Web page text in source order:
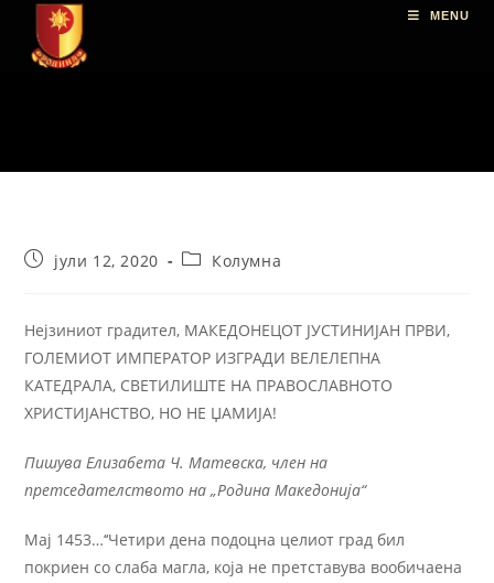
MENU
јули 12, 2020 Колумна
Нејзиниот градител, МАКЕДОНЕЦОТ ЈУСТИНИЈАН ПРВИ,
ГОЛЕМИОТ ИМПЕРАТОР ИЗГРАДИ ВЕЛЕЛЕПНА
КАТЕДРАЛА, СВЕТИЛИШТЕ НА ПРАВОСЛАВНОТО
ХРИСТИЈАНСТВО, НО НЕ ЏАМИЈА!
Пишува Елизабета Ч. Матевска, член на
претседателството на „Родина Македонија“
Мај 1453…‘‘Четири дена подоцна целиот град бил
покриен со слаба магла, која не претставува вообичаена